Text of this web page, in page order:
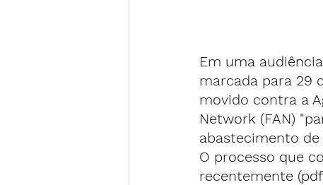
Em uma
marcada para 29
movido contra a
Network (FAN)
abastecimento de
O processo que
recentemente